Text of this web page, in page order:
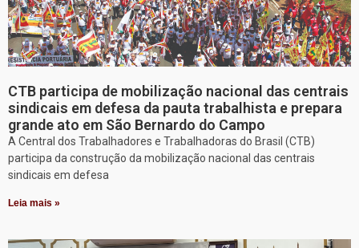
CTB participa de mobilização nacional das centrais
sindicais em defesa da pauta trabalhista e prepara
grande ato em São Bernardo do Campo
A Central dos Trabalhadores e Trabalhadoras do Brasil (CTB)
participa da construção da mobilização nacional das centrais
sindicais em defesa
Leia mais »